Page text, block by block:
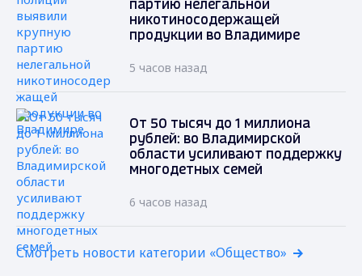
партию нелегальной
никотиносодержащей
продукции во Владимире
5 часов назад
От 50 тысяч до 1 миллиона
рублей: во Владимирской
области усиливают поддержку
многодетных семей
6 часов назад
Смотреть новости категории «Общество»